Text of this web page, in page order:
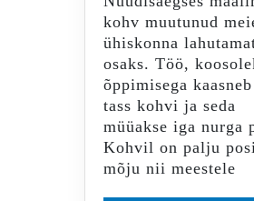
kohv muutunud
ühiskonna
osaks. Töö,
õppimisega
tass kohvi ja seda
müüakse iga nurga
Kohvil on palju
mõju nii meestele